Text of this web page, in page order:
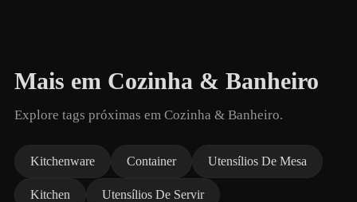
Mais em Cozinha & Banheiro
Explore tags próximas em Cozinha & Banheiro.
Kitchenware Container Utensílios De Mesa
Kitchen Utensílios De Servir